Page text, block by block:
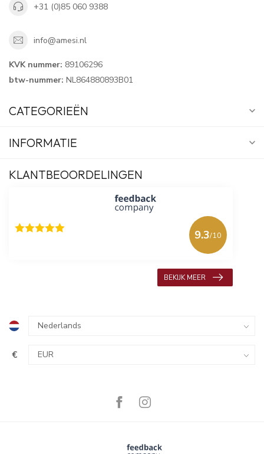
+31 (0)85 060 9388
info@amesi.nl
KVK nummer: 89106296
btw-nummer: NL864880893B01
CATEGORIEËN
INFORMATIE
KLANTBEOORDELINGEN
9.3/10
BEKIJK MEER
€